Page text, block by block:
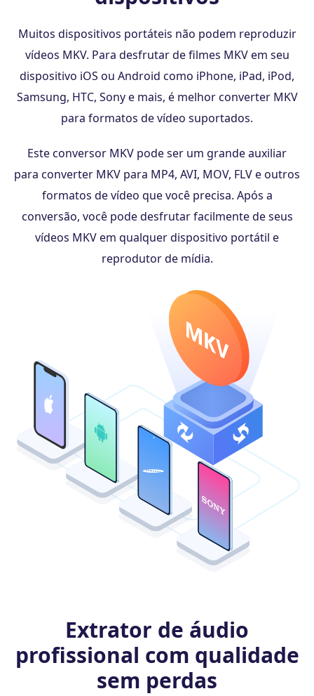
Muitos dispositivos portáteis não podem reproduzir
vídeos MKV. Para desfrutar de filmes MKV em seu
dispositivo iOS ou Android como iPhone, iPad, iPod,
Samsung, HTC, Sony e mais, é melhor converter MKV
para formatos de vídeo suportados.
Este conversor MKV pode ser um grande auxiliar
para converter MKV para MP4, AVI, MOV, FLV e outros
formatos de vídeo que você precisa. Após a
conversão, você pode desfrutar facilmente de seus
vídeos MKV em qualquer dispositivo portátil e
reprodutor de mídia.
Extrator de áudio
profissional com qualidade
sem perdas